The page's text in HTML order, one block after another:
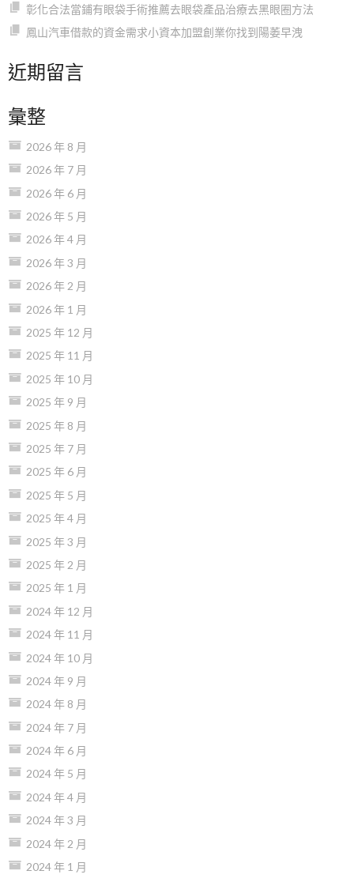
彰化合法當鋪有眼袋手術推薦去眼袋產品治療去黑眼圈方法
鳳山汽車借款的資金需求小資本加盟創業你找到陽萎早洩
近期留言
彙整
2026 年 8 月
2026 年 7 月
2026 年 6 月
2026 年 5 月
2026 年 4 月
2026 年 3 月
2026 年 2 月
2026 年 1 月
2025 年 12 月
2025 年 11 月
2025 年 10 月
2025 年 9 月
2025 年 8 月
2025 年 7 月
2025 年 6 月
2025 年 5 月
2025 年 4 月
2025 年 3 月
2025 年 2 月
2025 年 1 月
2024 年 12 月
2024 年 11 月
2024 年 10 月
2024 年 9 月
2024 年 8 月
2024 年 7 月
2024 年 6 月
2024 年 5 月
2024 年 4 月
2024 年 3 月
2024 年 2 月
2024 年 1 月